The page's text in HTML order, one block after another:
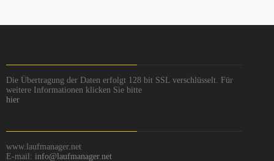
Die Übertragung der Daten erfolgt 128 bit SSL verschlüsselt. Für
weitere Informationen klicken Sie bitte
hier
www.laufmanager.net
E-mail: info@laufmanager.net